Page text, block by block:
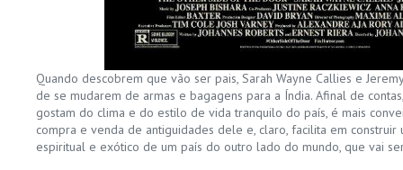
Quando descobrem que vão ser pais, Sarah Wayne Callies e
de se mudarem de armas e bagagens para a Índia. Afinal de
gostam do clima e do estilo de vida tranquilo do país, é mais
compra e venda de antiguidades dele e, claro, facilita em construir
espiritual e exótico de um país do outro lado do mundo, que vai